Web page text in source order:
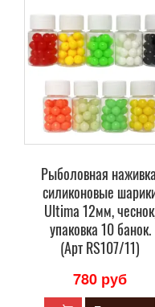
Рыболовная
силиконовые
Ultima 12мм,
упаковка 10 банок.
(Арт RS107/11)
780 руб